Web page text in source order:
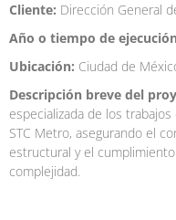
Cliente: Dirección General
Año o tiempo de
Ubicación: Ciudad de
Descripción breve del
especializada de los
STC Metro, asegurando el
estructural y el
complejidad.